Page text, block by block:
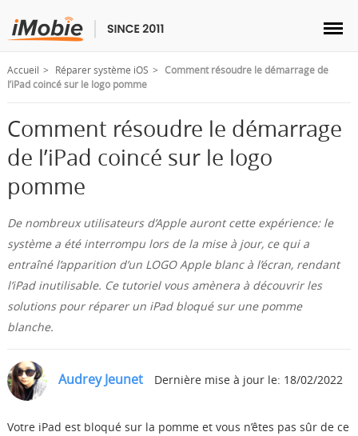
Déverrouillage & Récupération
Transfert
Multimédia
Utilitaires
Solutions
Boutique
Télécharger
Accueil Réparer système iOS
Comment résoudre le démarrage de
l’iPad coincé sur le logo pomme
Comment résoudre le démarrage
de l’iPad coincé sur le logo
pomme
De nombreux utilisateurs d’Apple auront cette expérience: le
système a été interrompu lors de la mise à jour, ce qui a
entraîné l’apparition d’un LOGO Apple blanc à l’écran, rendant
l’iPad inutilisable. Ce tutoriel vous amènera à découvrir les
solutions pour réparer un iPad bloqué sur une pomme
blanche.
Audrey Jeunet Dernière mise à jour le: 18/02/2022
Votre iPad est bloqué sur la pomme et vous n’êtes pas sûr de ce